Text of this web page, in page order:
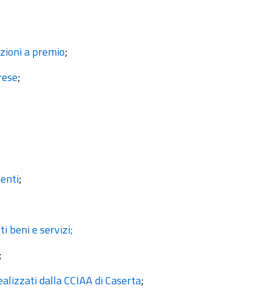
a premio;
;
;
beni e servizi;
dalla CCIAA di Caserta;